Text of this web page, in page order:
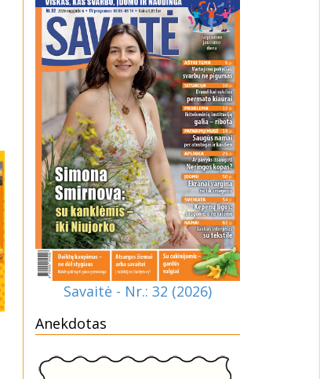
Savaitė - Nr.: 32 (2026)
Anekdotas